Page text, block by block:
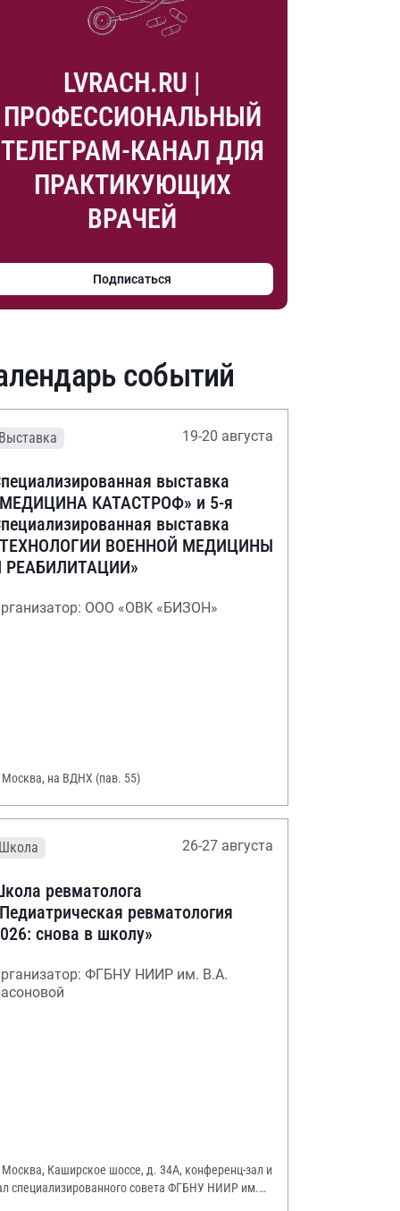
LVRACH.RU |
ПРОФЕССИОНАЛЬНЫЙ
ТЕЛЕГРАМ-КАНАЛ ДЛЯ
ПРАКТИКУЮЩИХ
ВРАЧЕЙ
Подписаться
событий
19-20 августа
выставка
КАТАСТРОФ» и 5-я
выставка
ВОЕННОЙ МЕДИЦИНЫ
РЕАБИЛИТАЦИИ»
ООО «ОВК «БИЗОН»
Москва, на ВДНХ (пав. 55)
26-27 августа
ревматолога
ревматология
снова в школу»
ФГБНУ НИИР им. В.А.
Москва, Каширское шоссе, д. 34А, конференц-зал и
специализированного совета ФГБНУ НИИР им.